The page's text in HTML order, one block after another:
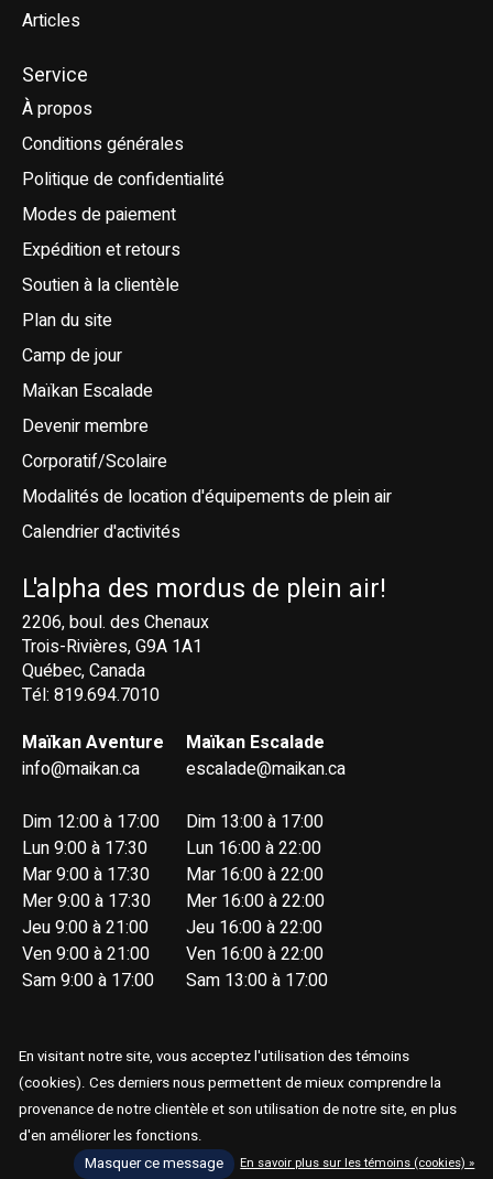
Articles
Service
À propos
Conditions générales
Politique de confidentialité
Modes de paiement
Expédition et retours
Soutien à la clientèle
Plan du site
Camp de jour
Maïkan Escalade
Devenir membre
Corporatif/Scolaire
Modalités de location d'équipements de plein air
Calendrier d'activités
L'alpha des mordus de plein air!
2206, boul. des Chenaux
Trois-Rivières, G9A 1A1
Québec, Canada
Tél: 819.694.7010
Maïkan Aventure
info@maikan.ca
Dim 12:00 à 17:00
Lun 9:00 à 17:30
Mar 9:00 à 17:30
Mer 9:00 à 17:30
Jeu 9:00 à 21:00
Ven 9:00 à 21:00
Sam 9:00 à 17:00
Maïkan Escalade
escalade@maikan.ca
Dim 13:00 à 17:00
Lun 16:00 à 22:00
Mar 16:00 à 22:00
Mer 16:00 à 22:00
Jeu 16:00 à 22:00
Ven 16:00 à 22:00
Sam 13:00 à 17:00
© Copyright 2026 Maïkan Aventure
En visitant notre site, vous acceptez l'utilisation des témoins
(cookies). Ces derniers nous permettent de mieux comprendre la
provenance de notre clientèle et son utilisation de notre site, en plus
d'en améliorer les fonctions.
Masquer ce message
En savoir plus sur les témoins (cookies) »